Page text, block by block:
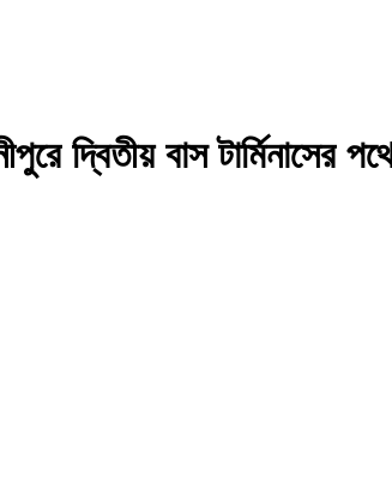
দ্বিতীয় বাস টার্মিনাসের